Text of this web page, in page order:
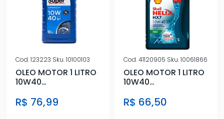
Cod.123223 Sku.10100103
OLEO MOTOR 1 LITRO
10W40
R$ 76,99
Cod.41120905 Sku.10061866
OLEO MOTOR 1 LITRO
10W40
R$ 66,50